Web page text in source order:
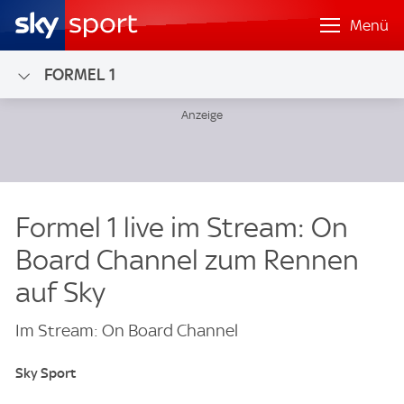
Menü
FORMEL 1
Formel 1 live im Stream: On
Board Channel zum Rennen
auf Sky
Im Stream: On Board Channel
Sky Sport